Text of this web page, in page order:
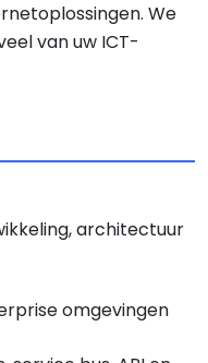
We
van uw ICT-
architectuur
omgevingen